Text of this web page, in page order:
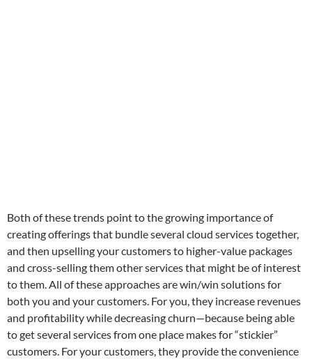
Both of these trends point to the growing importance of
creating offerings that bundle several cloud services together,
and then upselling your customers to higher-value packages
and cross-selling them other services that might be of interest
to them. All of these approaches are win/win solutions for
both you and your customers. For you, they increase revenues
and profitability while decreasing churn—because being able
to get several services from one place makes for “stickier”
customers. For your customers, they provide the convenience